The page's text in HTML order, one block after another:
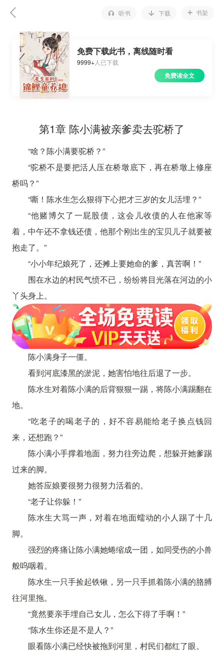
听书 下载 书架
免费下载此书，离线随时看
9999+人已下载
免费读全文
第1章 陈小满被亲爹卖去驼桥了
“啥？陈小满要驼桥？”
“驼桥不是要把活人压在桥墩底下，再在桥墩上修座
桥吗？”
“嘶！陈水生怎么狠得下心把才三岁的女儿活埋？”
“他赌博欠了一屁股债，这会儿收债的人在他家等
着，中午还不拿钱还债，他那个刚出生的宝贝儿子就要被
抱走了。”
“小小年纪娘死了，还摊上要她命的爹，真苦啊！”
围在水边的村民气愤不已，纷纷将目光落在河边的小
丫头身上。
陈小满身子一僵。
看到河底漆黑的淤泥，她害怕地往后退了一步。
陈水生对着陈小满的后背狠狠一踢，将陈小满踢翻在
地。
“吃老子的喝老子的，好不容易能给老子换点钱回
来，还想跑？”
陈小满小手撑着地面，努力往旁边爬，想躲开她爹踢
过来的脚。
她答应娘要很努力很努力活着的。
“老子让你躲！”
陈水生大骂一声，对着在地面蠕动的小人踢了十几
脚。
强烈的疼痛让陈小满她蜷缩成一团，如同受伤的小兽
般呜咽着。
陈水生一只手捡起铁锹，另一只手抓着陈小满的胳膊
往河里拖。
“竟然要亲手埋自己女儿，怎么下得了手啊！”
“陈水生你还是不是人？”
眼看陈小满已经快被拖到河里，村民们都红了眼。